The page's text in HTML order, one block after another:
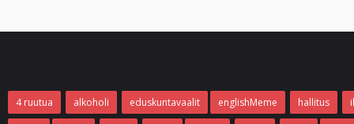
4 ruutua alkoholi eduskuntavaalit englishMeme hallitus